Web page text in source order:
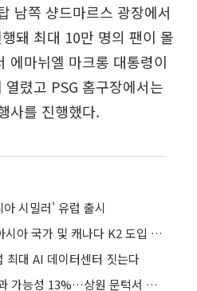
남쪽 샹드마르스 광장에서
돼 최대 10만 명의 팬이 몰
에마뉘엘 마크롱 대통령이
렸고 PSG 홈구장에서는
사를 진행했다.
시밀러' 유럽 출시
LS證 "현대로템, 북유럽·아시아 국가 및 캐나다 K2 도입 가능성↑"
최대 AI 데이터센터 짓는다
美 클래리티 법안 연내 통과 가능성 13%…상원 문턱서 제동